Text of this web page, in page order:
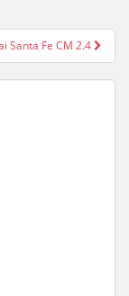
Santa Fe CM 2.4